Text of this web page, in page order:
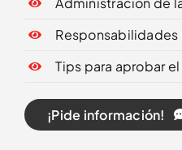
Responsabilidades
Tips para aprobar
¡Pide información!